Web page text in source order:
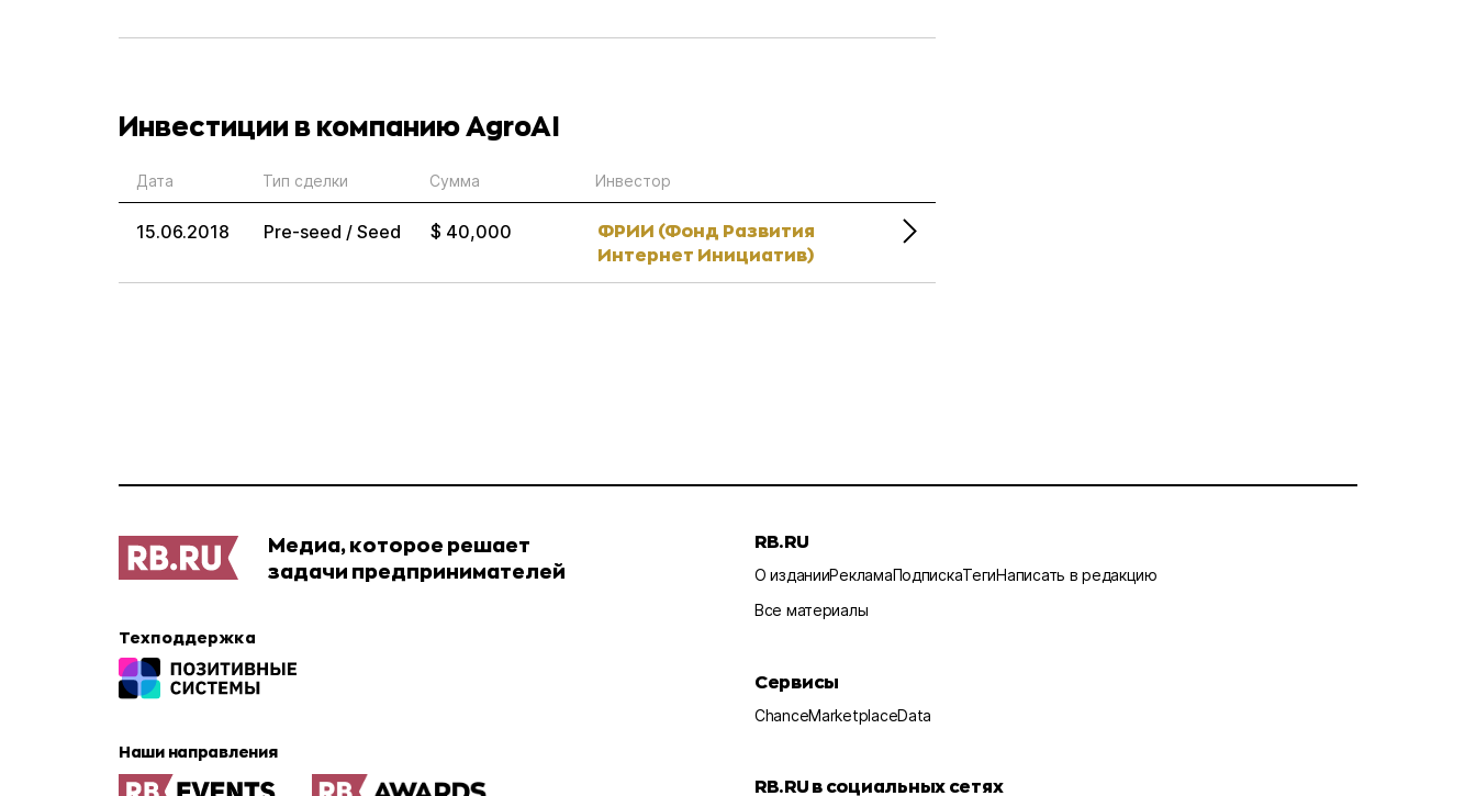
Инвестиции в компанию AgroAI
Дата Тип сделки Сумма Инвестор
15.06.2018 Pre-seed / Seed $ 40,000
ФРИИ (Фонд Развития
Интернет Инициатив)
Медиа, которое решает
задачи предпринимателей
Техподдержка
Наши направления
RB.RU
О изданииРекламаПодпискаТегиНаписать в редакцию
Все материалы
Сервисы
ChanceMarketplaceData
RB.RU в социальных сетях